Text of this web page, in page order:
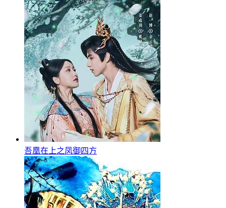
吾凰在上之凤御四方